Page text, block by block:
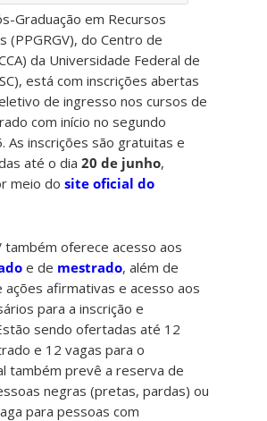
Graduação em Recursos
(PPGRGV), do Centro de
da Universidade Federal de
está com inscrições abertas
de ingresso nos cursos de
com início no segundo
As inscrições são gratuitas e
até o dia20 de junho,
meio dosite oficial do
também oferece acesso aos
e de mestrado, além de
afirmativas e acesso aos
para a inscrição e
sendo ofertadas até 12
e 12 vagas para o
também prevê a reserva de
negras (pretas, pardas) ou
para pessoas com